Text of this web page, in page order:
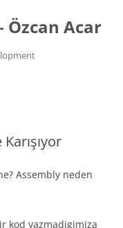
Özcan Acar
Assembly neden
kod yazmadigimiza